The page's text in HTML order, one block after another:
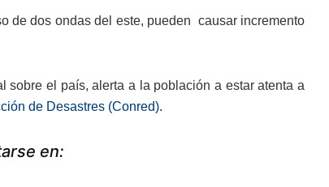
de dos ondas del este, pueden causar incremento
sobre el país, alerta a la población a estar atenta a
de Desastres (Conred).
en: